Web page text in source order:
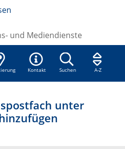
und Mediendienste
Kontakt Suchen A-Z
unter